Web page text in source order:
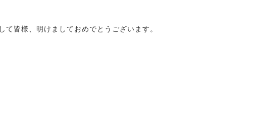
て皆様、明けましておめでとうございます。